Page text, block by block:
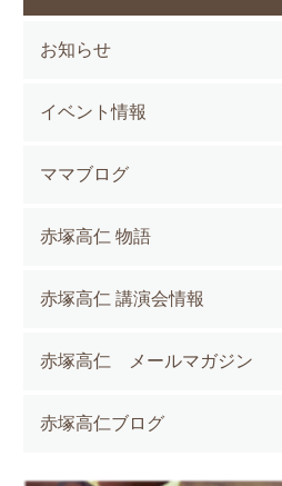
お知らせ
イベント情報
ママブログ
赤塚高仁 物語
赤塚高仁 講演会情報
赤塚高仁 メールマガジン
赤塚高仁ブログ